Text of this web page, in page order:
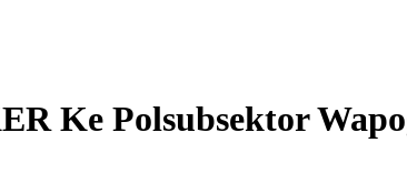
Ke Polsubsektor